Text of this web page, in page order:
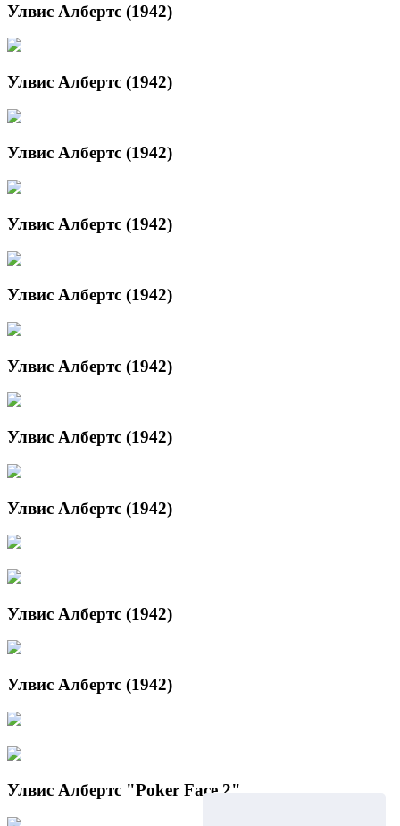
Улвис Албертс (1942)
Улвис Албертс (1942)
Улвис Албертс (1942)
Улвис Албертс (1942)
Улвис Албертс (1942)
Улвис Албертс (1942)
Улвис Албертс (1942)
Улвис Албертс (1942)
Улвис Албертс (1942)
Улвис Албертс (1942)
Улвис Албертс "Poker Face 2"